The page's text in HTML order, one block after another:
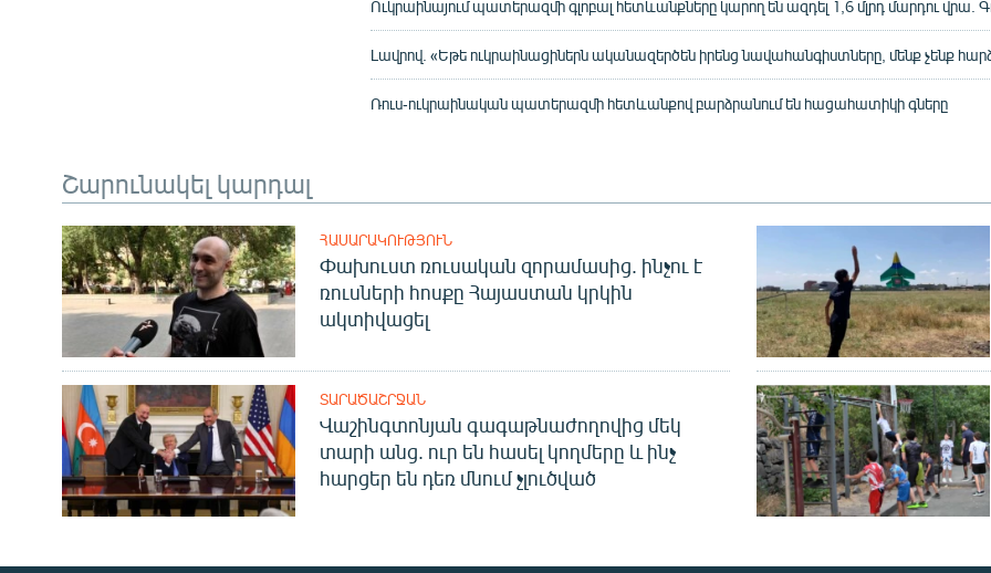
Ուկրաինայում պատերազմի գլոբալ հետևանքները կարող են ազդել 1,6 մլրդ մարդու վրա.
Լավրով. «Եթե ուկրաինացիներն ականազերծեն իրենց նավահանգիստները, մենք չենք
Ռուս-ուկրաինական պատերազմի հետևանքով բարձրանում են հացահատիկի գները
Շարունակել կարդալ
ՀԱՍԱՐԱԿՈՒԹՅՈՒՆ
Փախուստ ռուսական զորամասից. ինչու է
ռուսների հոսքը Հայաստան կրկին
ակտիվացել
ՏԱՐԱԾԱՇՐՋԱՆ
Վաշինգտոնյան գագաթնաժողովից մեկ
տարի անց. ուր են հասել կողմերը և ինչ
հարցեր են դեռ մնում չլուծված